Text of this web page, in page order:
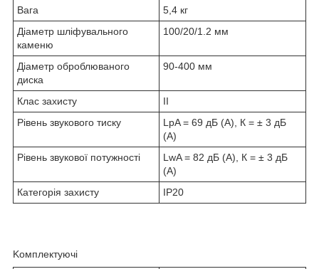
Вага
5,4 кг
Діаметр шліфувального
каменю
100/20/1.2 мм
Діаметр оброблюваного
диска
90-400 мм
Клас захисту
II
Рівень звукового тиску
LpA = 69 дБ (А), К = ± 3 дБ
(А)
Рівень звукової потужності
LwA = 82 дБ (А), К = ± 3 дБ
(А)
Категорія захисту
IP20
Kомплектуючі